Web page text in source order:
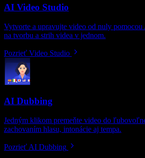
AI Video Studio
Vytvorte a upravujte video od nuly
na tvorbu a strih videa v jednom.
Pozrieť Video Studio
AI Dubbing
Jedným klikom premeňte video do
zachovaním hlasu, intonácie aj tempa.
Pozrieť AI Dubbing